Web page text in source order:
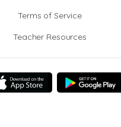
Terms of Service
Teacher Resources